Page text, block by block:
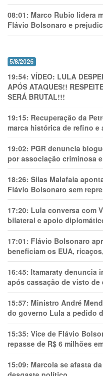
08:01: Marco Rubio lidera
Flávio Bolsonaro e
5/8/2026
19:54: VÍDEO: LULA
APÓS ATAQUES!!
SERÁ BRUTAL!!!
19:15: Recuperação da
marca histórica de refino
19:02: PGR denuncia
por associação criminosa
18:26: Silas Malafaia
Flávio Bolsonaro sem
17:20: Lula conversa com
bilateral e apoio
17:01: Flávio Bolsonaro
beneficiam os EUA,
16:45: Itamaraty denuncia
após cassação de visto de
15:57: Ministro André
do governo Lula a pedido
15:35: Vice de Flávio
repasse de R$ 6 milhões
15:09: Marcola se afasta